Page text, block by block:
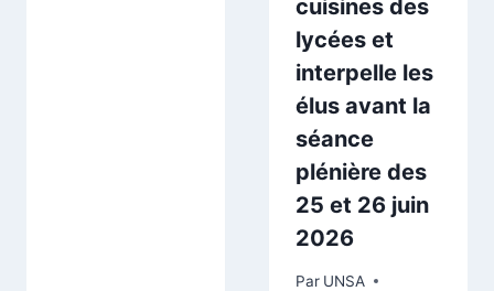
cuisines des
lycées et
interpelle les
élus avant la
séance
plénière des
25 et 26 juin
2026
Par UNSA